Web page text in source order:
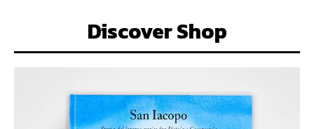
Discover Shop